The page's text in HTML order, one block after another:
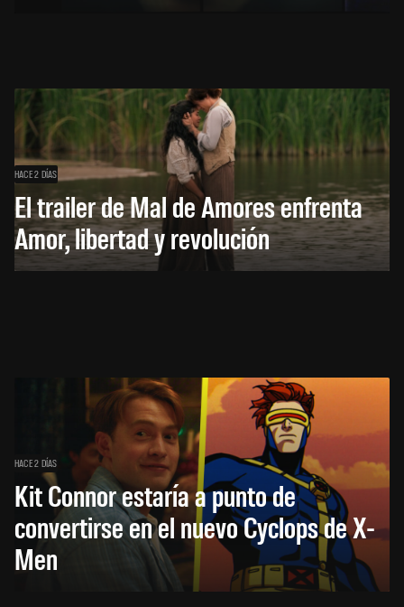
HACE 2 DÍAS
El trailer de Mal de Amores enfrenta
Amor, libertad y revolución
HACE 2 DÍAS
Kit Connor estaría a punto de
convertirse en el nuevo Cyclops de X-
Men